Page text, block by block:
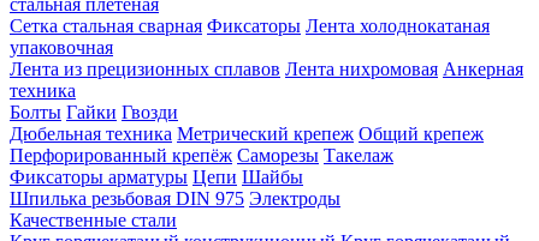
Сетка стальная сварная Фиксаторы Лента холоднокатаная
упаковочная
Лента из прецизионных сплавов Лента нихромовая Анкерная
техника
Болты Гайки Гвозди
Дюбельная техника Метрический крепеж Общий крепеж
Перфорированный крепёж Саморезы Такелаж
Фиксаторы арматуры Цепи Шайбы
Шпилька резьбовая DIN 975 Электроды
Качественные стали